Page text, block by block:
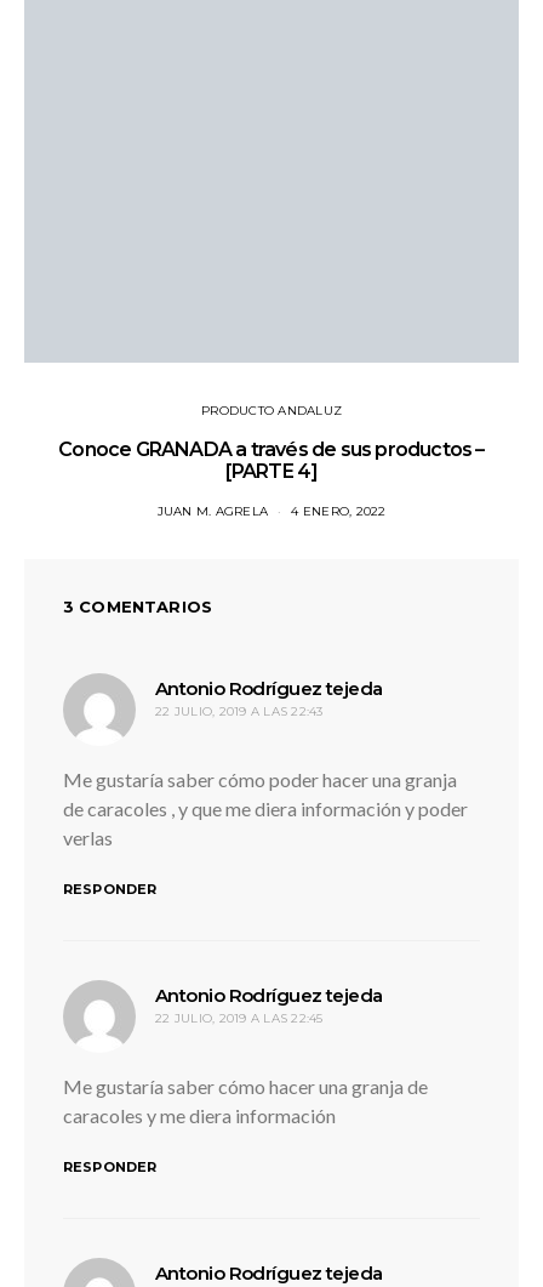
PRODUCTO ANDALUZ
Conoce GRANADA a través de sus productos –
[PARTE 4]
JUAN M. AGRELA 4 ENERO, 2022
3 COMENTARIOS
Antonio Rodríguez tejeda
22 JULIO, 2019 A LAS 22:43
Me gustaría saber cómo poder hacer una granja
de caracoles , y que me diera información y poder
verlas
RESPONDER
Antonio Rodríguez tejeda
22 JULIO, 2019 A LAS 22:45
Me gustaría saber cómo hacer una granja de
caracoles y me diera información
RESPONDER
Antonio Rodríguez tejeda